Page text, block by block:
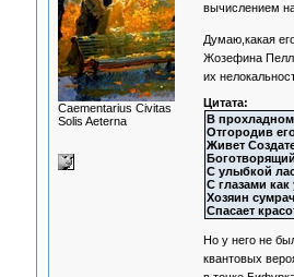
Сaementarius Civitas
Solis Aeterna
вычислением
Думаю,какая
Жозефина
их
Цитата:
В
Отгородив
Живет
С улыбкой
С глазами как
Хозяин
Спасает
Но у него не
квантовых